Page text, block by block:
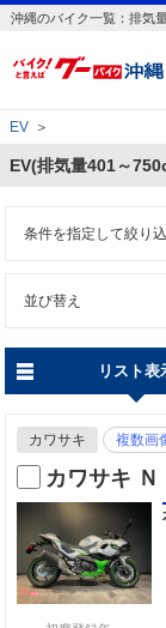
沖縄のバイク一覧：排気
EV ＞
EV(排気量401～
条件を指定して絞り
並び替え
リスト表
カワサキ 複数画
カワサキ